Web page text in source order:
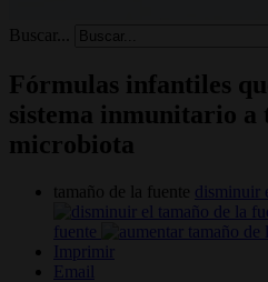
Buscar...
Fórmulas infantiles
sistema inmunitario a
microbiota
tamaño de la fuente disminuir
fuente
Imprimir
Email